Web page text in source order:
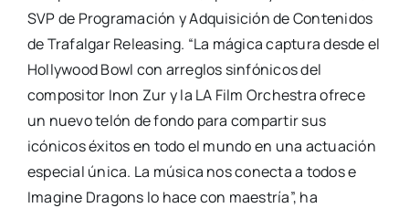
SVP de Programación y Adquisición de Contenidos
de Trafalgar Releasing. “La mágica captura desde el
Hollywood Bowl con arreglos sinfónicos del
compositor Inon Zur y la LA Film Orchestra ofrece
un nuevo telón de fondo para compartir sus
icónicos éxitos en todo el mundo en una actuación
especial única. La música nos conecta a todos e
Imagine Dragons lo hace con maestría”, ha